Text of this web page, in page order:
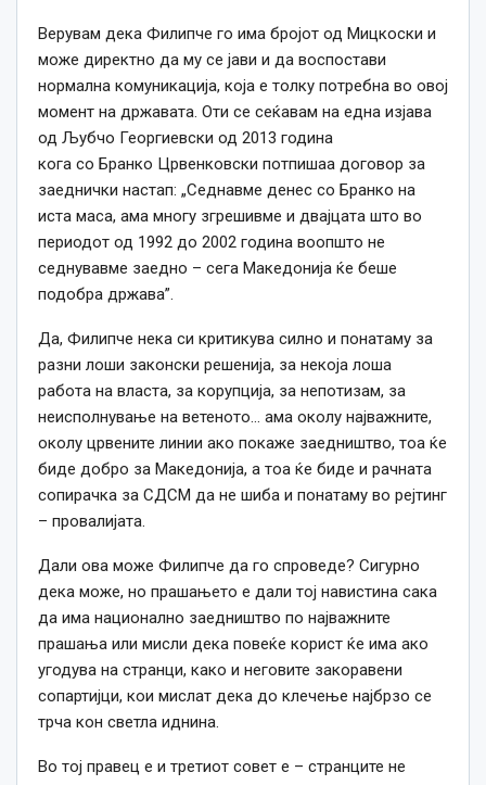
Верувам дека Филипче го има бројот од Мицкоски и
може директно да му се јави и да воспостави
нормална комуникација, која е толку потребна во овој
момент на државата. Оти се сеќавам на една изјава
од Љубчо Георгиевски од 2013 година
кога со Бранко Црвенковски потпишаа договор за
заеднички настап: „Седнавме денес со Бранко на
иста маса, ама многу згрешивме и двајцата што во
периодот од 1992 до 2002 година воопшто не
седнувавме заедно – сега Македонија ќе беше
подобра држава”.
Да, Филипче нека си критикува силно и понатаму за
разни лоши законски решенија, за некоја лоша
работа на власта, за корупција, за непотизам, за
неисполнување на ветеното… ама околу најважните,
околу црвените линии ако покаже заедништво, тоа ќе
биде добро за Македонија, а тоа ќе биде и рачната
сопирачка за СДСМ да не шиба и понатаму во рејтинг
– провалијата.
Дали ова може Филипче да го спроведе? Сигурно
дека може, но прашањето е дали тој навистина сака
да има национално заедништво по најважните
прашања или мисли дека повеќе корист ќе има ако
угодува на странци, како и неговите закоравени
сопартијци, кои мислат дека до клечење најбрзо се
трча кон светла иднина.
Во тој правец е и третиот совет е – странците не